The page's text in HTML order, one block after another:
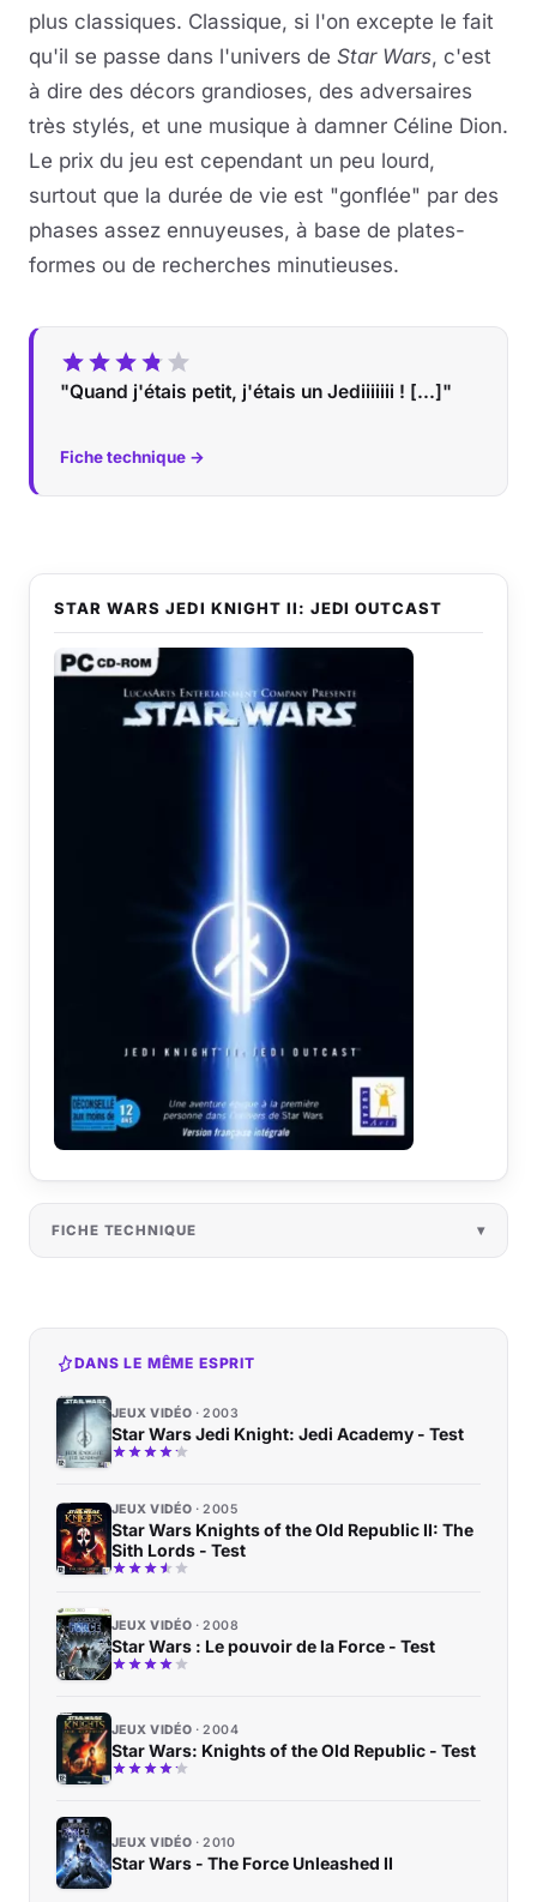
plus classiques. Classique, si l'on excepte le fait
qu'il se passe dans l'univers de Star Wars, c'est
à dire des décors grandioses, des adversaires
très stylés, et une musique à damner Céline Dion.
Le prix du jeu est cependant un peu lourd,
surtout que la durée de vie est "gonflée" par des
phases assez ennuyeuses, à base de plates-
formes ou de recherches minutieuses.
"Quand j'étais petit, j'étais un Jediiiiiii ! [...]"
Fiche technique →
STAR WARS JEDI KNIGHT II: JEDI OUTCAST
FICHE TECHNIQUE
DANS LE MÊME ESPRIT
JEUX VIDÉO 2003
Star Wars Jedi Knight: Jedi Academy - Test
JEUX VIDÉO 2005
Star Wars Knights of the Old Republic II: The
Sith Lords - Test
JEUX VIDÉO 2008
Star Wars : Le pouvoir de la Force - Test
JEUX VIDÉO 2004
Star Wars: Knights of the Old Republic - Test
JEUX VIDÉO 2010
Star Wars - The Force Unleashed II